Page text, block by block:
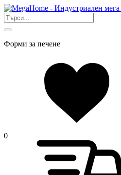
Форми за печене
0